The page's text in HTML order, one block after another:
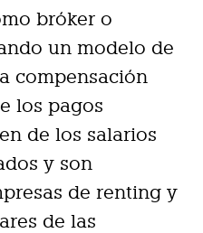
bróker o
un modelo de
compensación
los pagos
de los salarios
y son
de renting y
de las